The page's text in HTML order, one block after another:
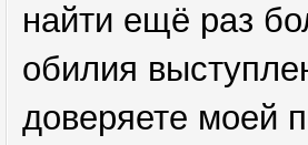
найти ещё раз
обилия
доверяете моей